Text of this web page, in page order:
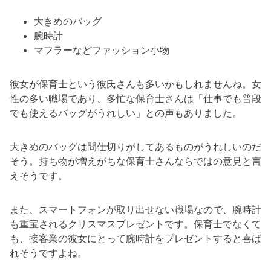
大きめのバッグ
腕時計
マフラーなどファッション小物
彼女が保育士という彼氏さんも多いかもしれませんね。女
性の多い職場であり、多忙な保育士さんは「仕事でも普段
でも使えるバッグがうれしい」との声もありました。
大きめのバッグは間仕切りがしてあるものがうれしいのだ
そう。持ち物が増えがちな保育士さんならではの意見と言
えそうです。
また、スマートフォンが取り出せない職場なので、腕時計
も重宝されるクリスマスプレゼントです。保育士でなくて
も、接客業の彼女にとって腕時計をプレゼントすると喜ば
れそうですよね。